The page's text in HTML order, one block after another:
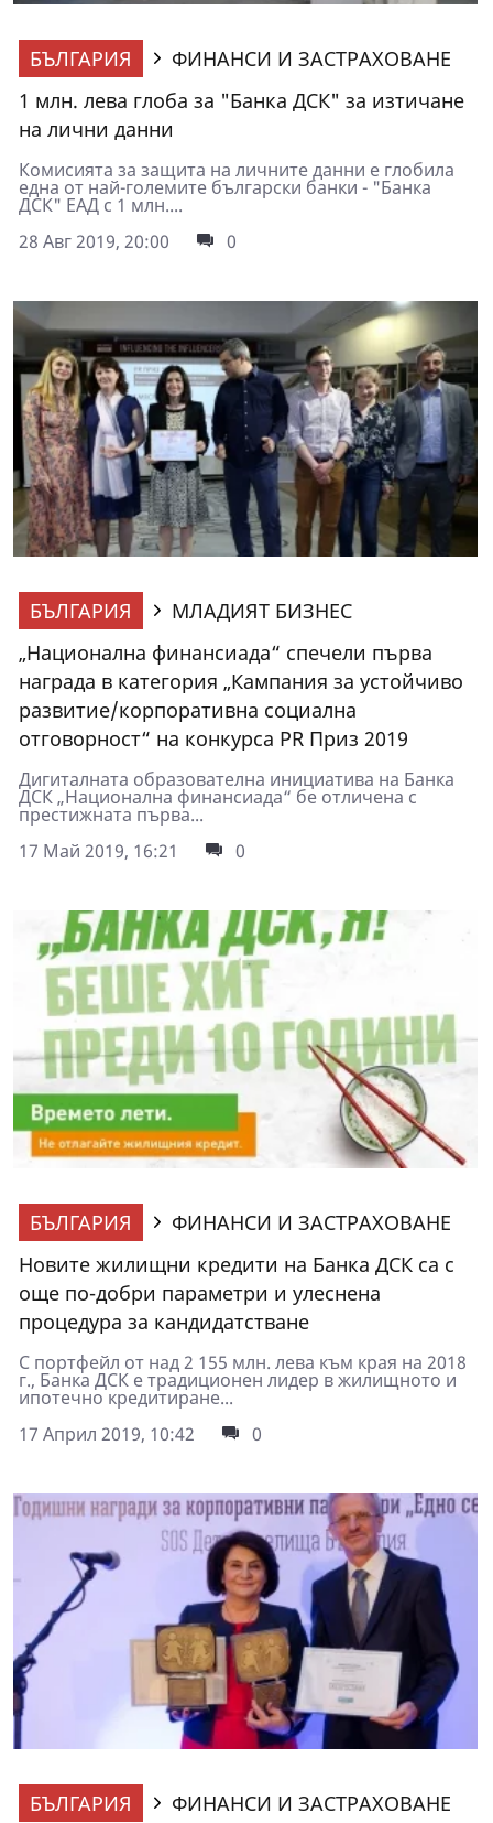
БЪЛГАРИЯ
ФИНАНСИ И ЗАСТРАХОВАНЕ
1 млн. лева глоба за "Банка ДСК" за изтичане
на лични данни
Комисията за защита на личните данни е глобила
една от най-големите български банки - "Банка
ДСК" ЕАД с 1 млн....
28 Авг 2019, 20:00
0
БЪЛГАРИЯ
МЛАДИЯТ БИЗНЕС
„Национална финансиада“ спечели първа
награда в категория „Кампания за устойчиво
развитие/корпоративна социална
отговорност“ на конкурса PR Приз 2019
Дигиталната образователна инициатива на Банка
ДСК „Национална финансиада“ бе отличена с
престижната първа...
17 Май 2019, 16:21
0
БЪЛГАРИЯ
ФИНАНСИ И ЗАСТРАХОВАНЕ
Новите жилищни кредити на Банка ДСК са с
още по-добри параметри и улеснена
процедура за кандидатстване
С портфейл от над 2 155 млн. лева към края на 2018
г., Банка ДСК е традиционен лидер в жилищното и
ипотечно кредитиране...
17 Април 2019, 10:42
0
БЪЛГАРИЯ ФИНАНСИ И ЗАСТРАХОВАНЕ